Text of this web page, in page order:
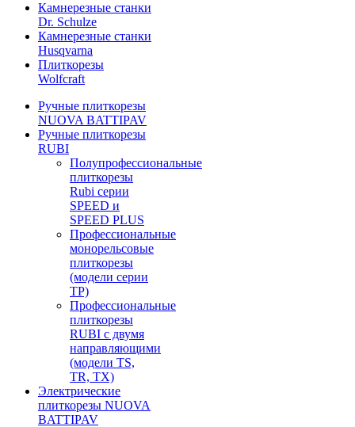
Камнерезные станки
Dr. Schulze
Камнерезные станки
Husqvarna
Плиткорезы
Wolfcraft
Ручные плиткорезы
NUOVA BATTIPAV
Ручные плиткорезы
RUBI
Полупрофессиональные
плиткорезы
Rubi серии
SPEED и
SPEED PLUS
Профессиональные
монорельсовые
плиткорезы
(модели серии
TP)
Профессиональные
плиткорезы
RUBI с двумя
направляющими
(модели TS,
TR, TX)
Электрические
плиткорезы NUOVA
BATTIPAV